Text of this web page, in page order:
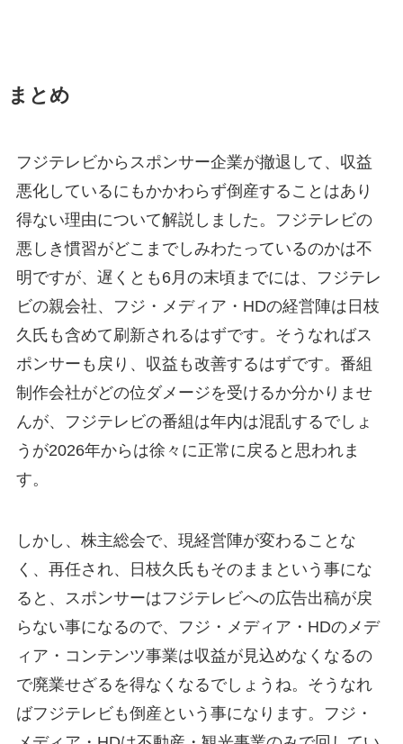
まとめ
フジテレビからスポンサー企業が撤退して、収益
悪化しているにもかかわらず倒産することはあり
得ない理由について解説しました。フジテレビの
悪しき慣習がどこまでしみわたっているのかは不
明ですが、遅くとも6月の末頃までには、フジテレ
ビの親会社、フジ・メディア・HDの経営陣は日枝
久氏も含めて刷新されるはずです。そうなればス
ポンサーも戻り、収益も改善するはずです。番組
制作会社がどの位ダメージを受けるか分かりませ
んが、フジテレビの番組は年内は混乱するでしょ
うが2026年からは徐々に正常に戻ると思われま
す。
しかし、株主総会で、現経営陣が変わることな
く、再任され、日枝久氏もそのままという事にな
ると、スポンサーはフジテレビへの広告出稿が戻
らない事になるので、フジ・メディア・HDのメデ
ィア・コンテンツ事業は収益が見込めなくなるの
で廃業せざるを得なくなるでしょうね。そうなれ
ばフジテレビも倒産という事になります。フジ・